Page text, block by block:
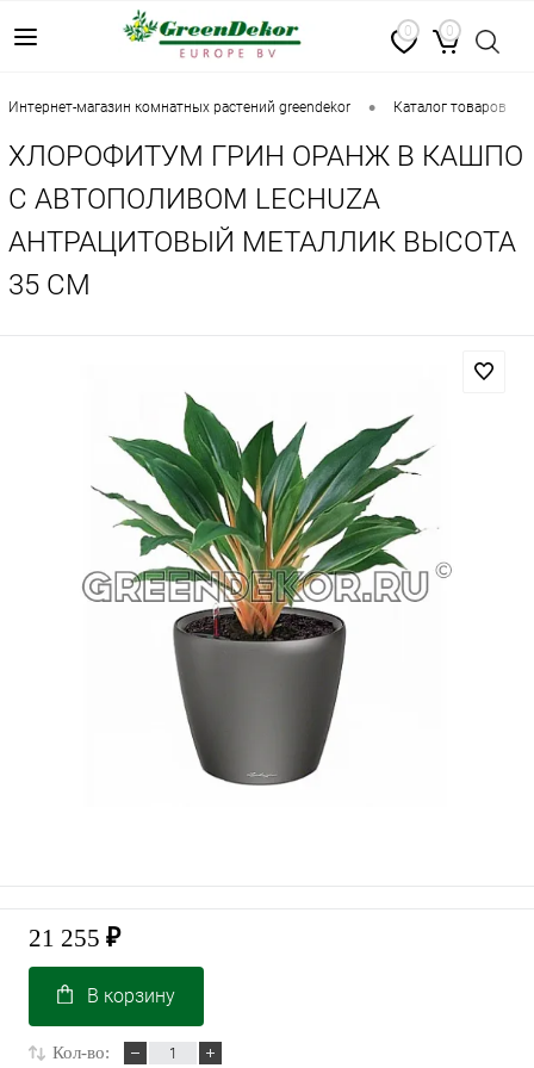
0 0
интернет-магазин комнатных растений greendekor • каталог товаров
ХЛОРОФИТУМ ГРИН ОРАНЖ В КАШПО
С АВТОПОЛИВОМ LECHUZA
АНТРАЦИТОВЫЙ МЕТАЛЛИК ВЫСОТА
35 СМ
21 255 ₽
В корзину
Кол-во: